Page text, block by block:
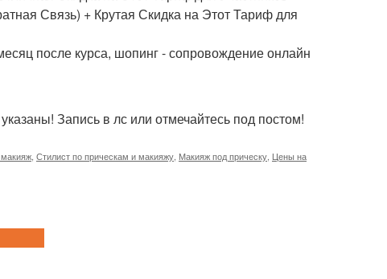
Связь) + Крутая Скидка на Этот Тариф для
после курса, шопинг - сопровождение онлайн
Запись в лс или отмечайтесь под постом!
Стилист по прическам и макияжу Макияж под прическу Цены на